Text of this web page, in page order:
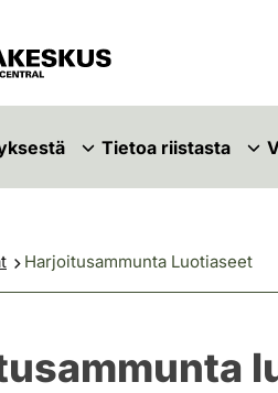
Tietoa riistasta
Harjoitusammunta Luotiaseet